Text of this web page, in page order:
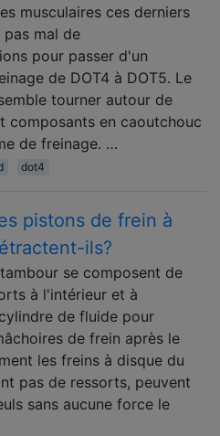
musculaires ces derniers
mal de
pour passer d'un
de DOT4 à DOT5. Le
tourner autour de
composants en caoutchouc
de freinage. …
dot4
pistons de frein à
ils?
se composent de
à l'intérieur et à
de fluide pour
de frein après le
les freins à disque du
pas de ressorts, peuvent
sans aucune force le